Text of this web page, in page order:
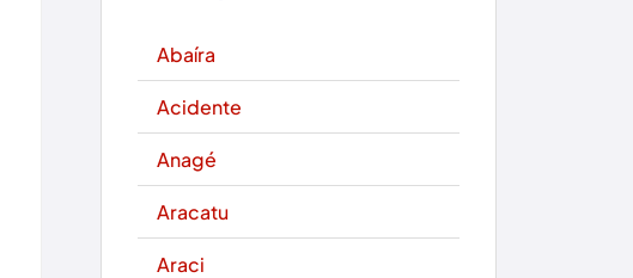
Abaíra
Acidente
Anagé
Aracatu
Araci